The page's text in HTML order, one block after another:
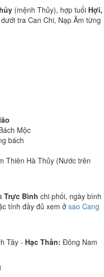
(mệnh Thủy), hợp tuổi Hợi,
tra Can Chi, Nạp Âm từng
Mộc
bách
Thiên Hà Thủy (Nước trên
Trực Bình chi phối, ngày bình
tính đầy đủ xem ở sao Cang
Tây - Hạc Thần: Đông Nam